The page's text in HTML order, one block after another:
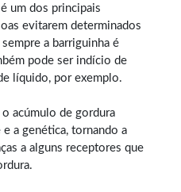
é um dos principais
evitarem determinados
a barriguinha é
pode ser indício de
líquido, por exemplo.
acúmulo de gordura
a genética, tornando a
a alguns receptores que